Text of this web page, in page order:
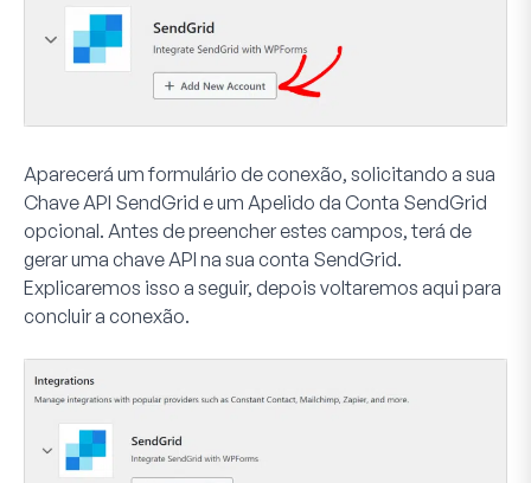
Aparecerá um formulário de conexão, solicitando a sua
Chave API SendGrid e um Apelido da Conta SendGrid
opcional. Antes de preencher estes campos, terá de
gerar uma chave API na sua conta SendGrid.
Explicaremos isso a seguir, depois voltaremos aqui para
concluir a conexão.